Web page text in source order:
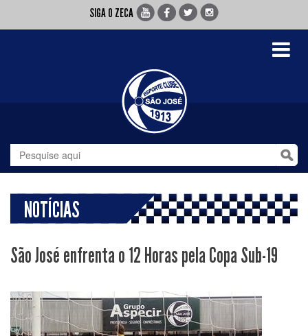
SIGA O ZECA
Toggle
NOTÍCIAS
São José enfrenta o 12 Horas pela Copa Sub-19